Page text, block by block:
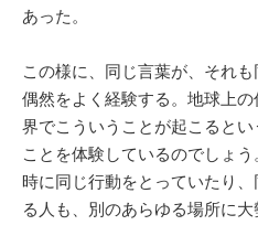
あった。
この様に、同じ言葉が、それ
偶然をよく経験する。地球上
界でこういうことが起こると
ことを体験しているのでしょ
時に同じ行動をとっていたり
る人も、別のあらゆる場所に大